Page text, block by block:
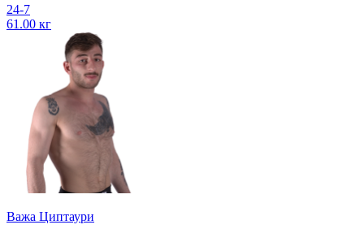
24-7
61.00 кг
Важа Циптаури